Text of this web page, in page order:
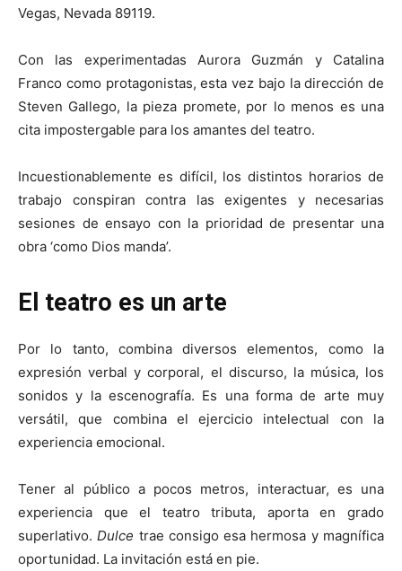
Vegas, Nevada 89119.
Con las experimentadas Aurora Guzmán y Catalina
Franco como protagonistas, esta vez bajo la dirección de
Steven Gallego, la pieza promete, por lo menos es una
cita impostergable para los amantes del teatro.
Incuestionablemente es difícil, los distintos horarios de
trabajo conspiran contra las exigentes y necesarias
sesiones de ensayo con la prioridad de presentar una
obra ‘como Dios manda’.
El teatro es un arte
Por lo tanto, combina diversos elementos, como la
expresión verbal y corporal, el discurso, la música, los
sonidos y la escenografía. Es una forma de arte muy
versátil, que combina el ejercicio intelectual con la
experiencia emocional.
Tener al público a pocos metros, interactuar, es una
experiencia que el teatro tributa, aporta en grado
superlativo.Dulce trae consigo esa hermosa y magnífica
oportunidad. La invitación está en pie.